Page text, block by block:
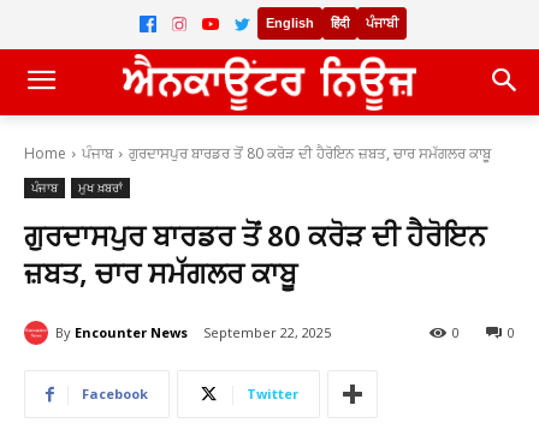
English हिंदी ਪੰਜਾਬੀ
Home ਪੰਜਾਬ ਗੁਰਦਾਸਪੁਰ ਬਾਰਡਰ ਤੋਂ 80 ਕਰੋੜ ਦੀ ਹੈਰੋਇਨ ਜ਼ਬਤ, ਚਾਰ ਸਮੱਗਲਰ ਕਾਬੂ
ਪੰਜਾਬ ਮੁਖ ਖ਼ਬਰਾਂ
ਗੁਰਦਾਸਪੁਰ ਬਾਰਡਰ ਤੋਂ 80 ਕਰੋੜ ਦੀ ਹੈਰੋਇਨ
ਜ਼ਬਤ, ਚਾਰ ਸਮੱਗਲਰ ਕਾਬੂ
By Encounter News September 22, 2025 0
0
Facebook Twitter